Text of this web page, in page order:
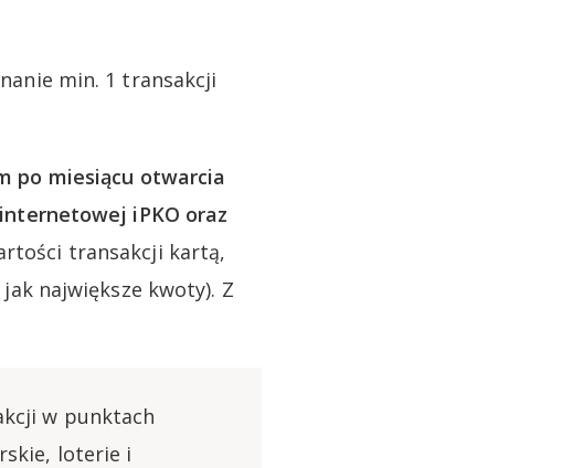
min. 1 transakcji
po miesiącu otwarcia
iPKO oraz
transakcji kartą,
największe kwoty). Z
w punktach
loterie i